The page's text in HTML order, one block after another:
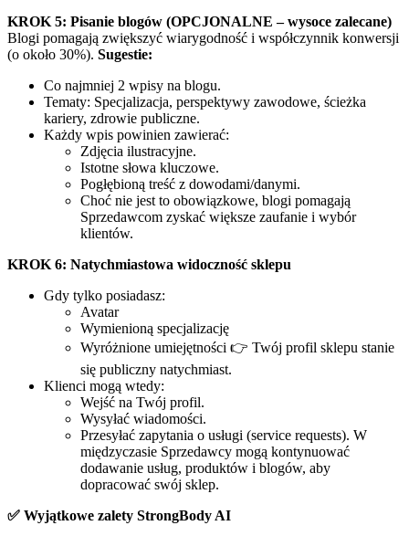
KROK 5: Pisanie blogów (OPCJONALNE – wysoce zalecane)
Blogi pomagają zwiększyć wiarygodność i współczynnik konwersji
(o około 30%). Sugestie:
Co najmniej 2 wpisy na blogu.
Tematy: Specjalizacja, perspektywy zawodowe, ścieżka
kariery, zdrowie publiczne.
Każdy wpis powinien zawierać:
Zdjęcia ilustracyjne.
Istotne słowa kluczowe.
Pogłębioną treść z dowodami/danymi.
Choć nie jest to obowiązkowe, blogi pomagają
Sprzedawcom zyskać większe zaufanie i wybór
klientów.
KROK 6: Natychmiastowa widoczność sklepu
Gdy tylko posiadasz:
Avatar
Wymienioną specjalizację
Wyróżnione umiejętności 👉 Twój profil sklepu stanie
się publiczny natychmiast.
Klienci mogą wtedy:
Wejść na Twój profil.
Wysyłać wiadomości.
Przesyłać zapytania o usługi (service requests). W
międzyczasie Sprzedawcy mogą kontynuować
dodawanie usług, produktów i blogów, aby
dopracować swój sklep.
✅ Wyjątkowe zalety StrongBody AI